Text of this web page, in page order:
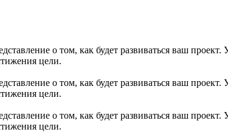
о том, как будет развиваться ваш проект.
цели.
о том, как будет развиваться ваш проект.
цели.
о том, как будет развиваться ваш проект.
цели.